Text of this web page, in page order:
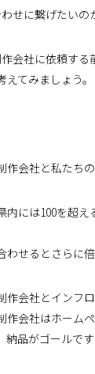
せに繋げたいの
会社に依頼す
てみましょう。
作会社と私たち
内には100を超
わせるとさらに倍
作会社とインフ
作会社はホーム
納品がゴールです